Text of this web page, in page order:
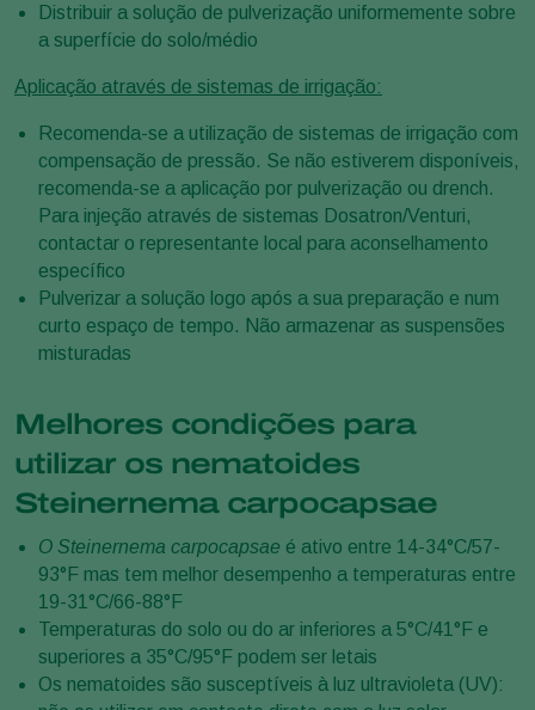
Distribuir a solução de pulverização uniformemente sobre
a superfície do solo/médio
Aplicação através de sistemas de irrigação:
Recomenda-se a utilização de sistemas de irrigação com
compensação de pressão. Se não estiverem disponíveis,
recomenda-se a aplicação por pulverização ou drench.
Para injeção através de sistemas Dosatron/Venturi,
contactar o representante local para aconselhamento
específico
Pulverizar a solução logo após a sua preparação e num
curto espaço de tempo. Não armazenar as suspensões
misturadas
Melhores condições para
utilizar os nematoides
Steinernema carpocapsae
O Steinernema carpocapsae é ativo entre 14-34°C/57-
93°F mas tem melhor desempenho a temperaturas entre
19-31°C/66-88°F
Temperaturas do solo ou do ar inferiores a 5°C/41°F e
superiores a 35°C/95°F podem ser letais
Os nematoides são susceptíveis à luz ultravioleta (UV):